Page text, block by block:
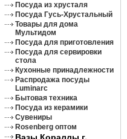
Посуда из хрусталя
Посуда Гусь-Хрустальный
Товары для дома
Мультидом
Посуда для приготовления
Посуда для сервировки
стола
Кухонные принадлежности
Распродажа посуды
Luminarc
Бытовая техника
Посуда из керамики
Сувениры
Rosenberg оптом